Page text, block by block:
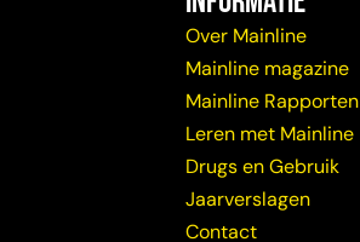
Over Mainline
Mainline magazine
Mainline Rapporten
Leren met Mainline
Drugs en Gebruik
Jaarverslagen
Contact